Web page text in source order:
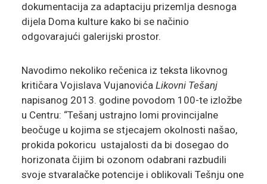
dokumentacija za adaptaciju prizemlja desnoga
dijela Doma kulture kako bi se načinio
odgovarajući galerijski prostor.
Navodimo nekoliko rečenica iz teksta likovnog
kritičara Vojislava Vujanovića Likovni Tešanj
napisanog 2013. godine povodom 100-te izložbe
u Centru: “Tešanj ustrajno lomi provincijalne
beočuge u kojima se stjecajem okolnosti našao,
prokida pokoricu ustajalosti da bi dosegao do
horizonata čijim bi ozonom odabrani razbudili
svoje stvaralačke potencije i oblikovali Tešnju one